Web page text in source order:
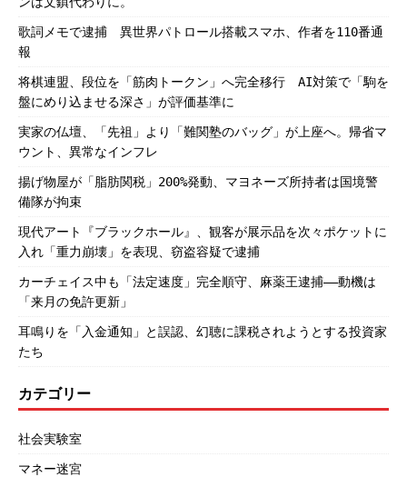
歌詞メモで逮捕 異世界パトロール搭載スマホ、作者を110番通
報
将棋連盟、段位を「筋肉トークン」へ完全移行 AI対策で「駒を
盤にめり込ませる深さ」が評価基準に
実家の仏壇、「先祖」より「難関塾のバッグ」が上座へ。帰省マ
ウント、異常なインフレ
揚げ物屋が「脂肪関税」200%発動、マヨネーズ所持者は国境警
備隊が拘束
現代アート『ブラックホール』、観客が展示品を次々ポケットに
入れ「重力崩壊」を表現、窃盗容疑で逮捕
カーチェイス中も「法定速度」完全順守、麻薬王逮捕――動機は
「来月の免許更新」
耳鳴りを「入金通知」と誤認、幻聴に課税されようとする投資家
たち
カテゴリー
社会実験室
マネー迷宮